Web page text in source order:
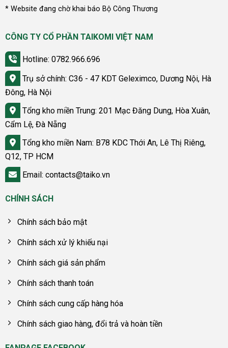
* Website đang chờ khai báo Bộ Công Thương
CÔNG TY CỔ PHẦN TAIKOMI VIỆT NAM
Hotline: 0782.966.696
Trụ sở chính: C36 - 47 KDT Geleximco, Dương Nội, Hà
Đông, Hà Nội
Tổng kho miền Trung: 201 Mạc Đăng Dung, Hòa Xuân,
Cẩm Lệ, Đà Nẵng
Tổng kho miền Nam: B78 KDC Thới An, Lê Thị Riêng,
Q12, TP HCM
Email: contacts@taiko.vn
CHÍNH SÁCH
Chính sách bảo mật
Chính sách xử lý khiếu nại
Chính sách giá sản phẩm
Chính sách thanh toán
Chính sách cung cấp hàng hóa
Chính sách giao hàng, đổi trả và hoàn tiền